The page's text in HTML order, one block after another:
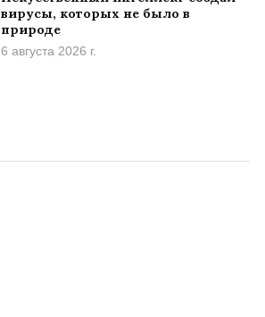
вирусы, которых не было в
природе
6 августа 2026 г.